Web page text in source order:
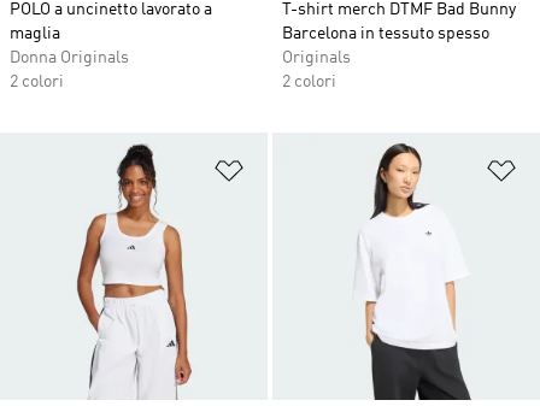
POLO a uncinetto lavorato a
maglia
Donna Originals
2 colori
T-shirt merch DTMF Bad Bunny
Barcelona in tessuto spesso
Originals
2 colori
Aggiungi alla lista dei desideri